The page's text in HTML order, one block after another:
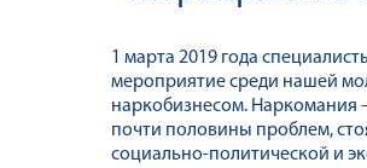
1 марта 2019 года
мероприятие среди нашей
наркобизнесом. Наркомания
почти половины проблем,
социально-политической и